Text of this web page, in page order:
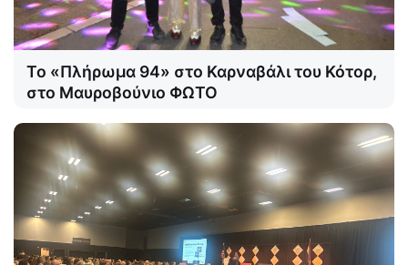
Το «Πλήρωμα 94» στο Καρναβάλι του Κότορ,
στο Μαυροβούνιο ΦΩΤΟ